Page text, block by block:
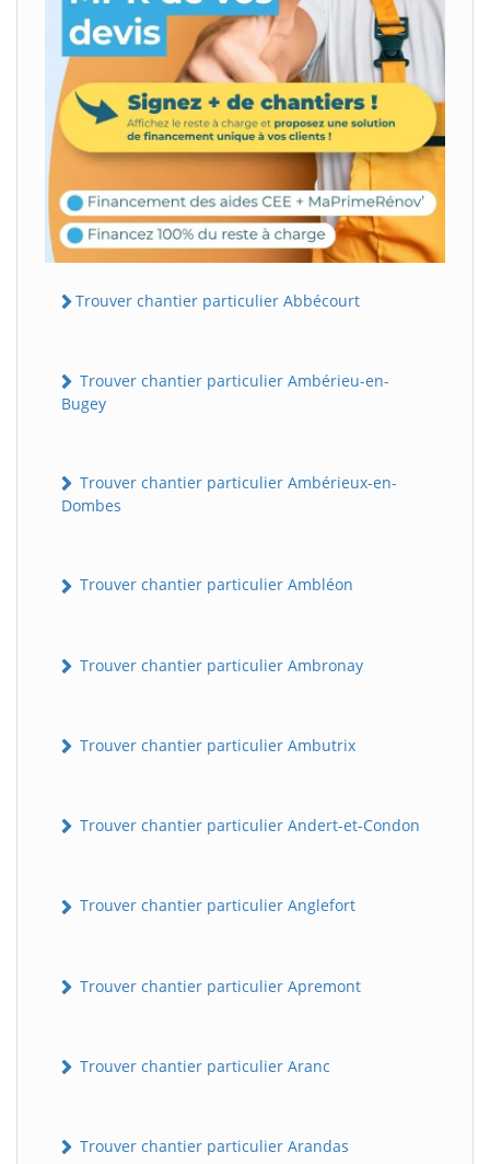
Trouver chantier particulier Abbécourt
Trouver chantier particulier Ambérieu-en-
Bugey
Trouver chantier particulier Ambérieux-en-
Dombes
Trouver chantier particulier Ambléon
Trouver chantier particulier Ambronay
Trouver chantier particulier Ambutrix
Trouver chantier particulier Andert-et-Condon
Trouver chantier particulier Anglefort
Trouver chantier particulier Apremont
Trouver chantier particulier Aranc
Trouver chantier particulier Arandas